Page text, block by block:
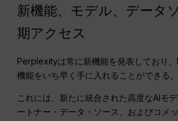
新機能、モデル、データ
期アクセス
Perplexityは常に新機能を発表しており
機能をいち早く手に入れることができる
これには、新たに統合された高度なAIモ
ートナー・データ・ソース、およびコメ